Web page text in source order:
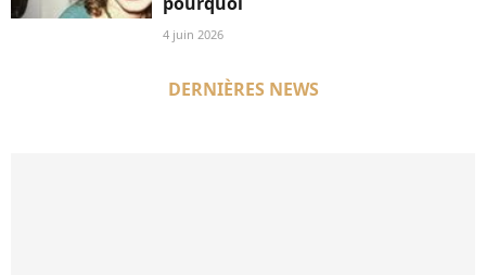
4 juin 2026
DERNIÈRES NEWS